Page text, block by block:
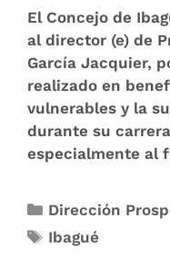
El Concejo de
al director (e) de
García Jacquier,
realizado en
vulnerables y la
durante su
especialmente al
Dirección
Ibagué